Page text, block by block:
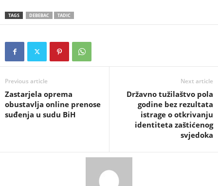
TAGS DEBEBAC TADIC
Previous article
Zastarjela oprema
obustavlja online prenose
suđenja u sudu BiH
Next article
Državno tužilaštvo pola
godine bez rezultata
istrage o otkrivanju
identiteta zaštićenog
svjedoka